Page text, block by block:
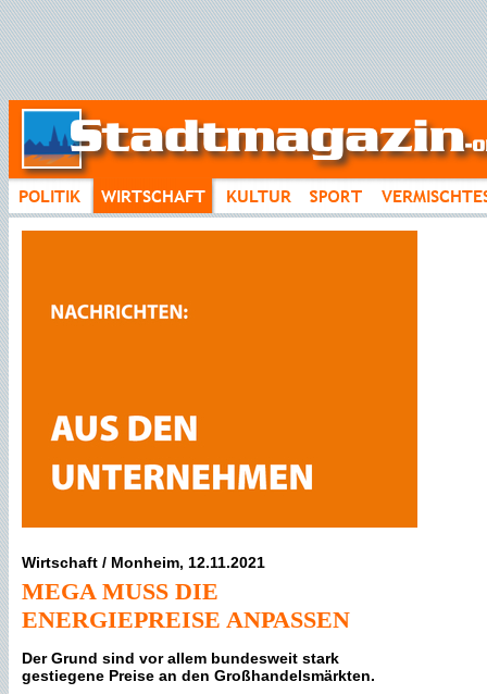
Wirtschaft / Monheim, 12.11.2021
MEGA MUSS DIE
ENERGIEPREISE ANPASSEN
Der Grund sind vor allem bundesweit stark
gestiegene Preise an den Großhandelsmärkten.